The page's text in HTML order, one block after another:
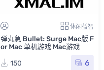
休闲益智
弹丸急 Bullet: Surge Mac版 F
or Mac 单机游戏 Mac游戏
150
6